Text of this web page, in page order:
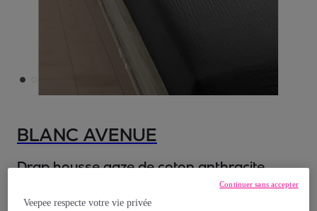
BLANC AVENUE
Drap housse gaze de coton anthracite
À partir de
Veepee respecte votre vie privée
Continuer sans accepter